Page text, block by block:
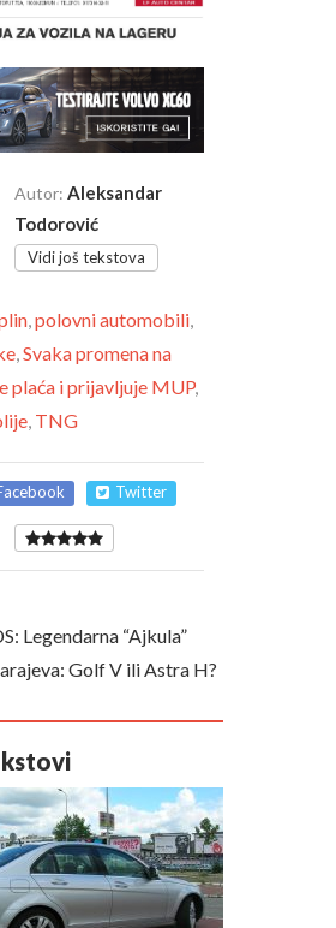
Autor: Aleksandar
Todorović
Vidi još tekstova
,polovni automobili,
,Svaka promena na
plaća i prijavljuje MUP,
, TNG
Twitter
Legendarna “Ajkula”
Golf V ili Astra H?